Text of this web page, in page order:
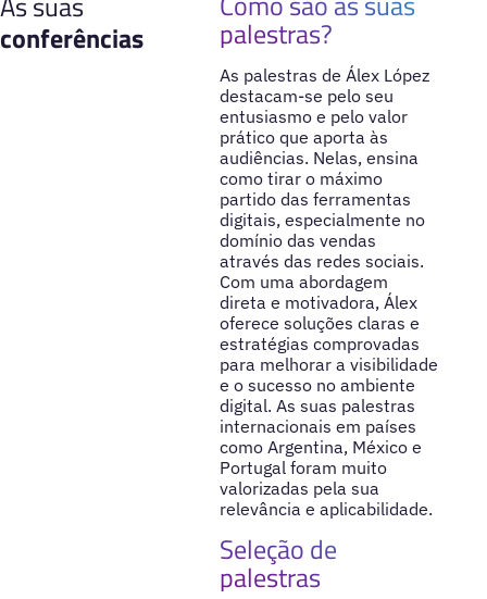
conferências
palestras?
As palestras de Álex López
destacam-se pelo seu
entusiasmo e pelo valor
prático que aporta às
audiências. Nelas, ensina
como tirar o máximo
partido das ferramentas
digitais, especialmente no
domínio das vendas
através das redes sociais.
Com uma abordagem
direta e motivadora, Álex
oferece soluções claras e
estratégias comprovadas
para melhorar a visibilidade
e o sucesso no ambiente
digital. As suas palestras
internacionais em países
como Argentina, México e
Portugal foram muito
valorizadas pela sua
relevância e aplicabilidade.
Seleção de
palestras